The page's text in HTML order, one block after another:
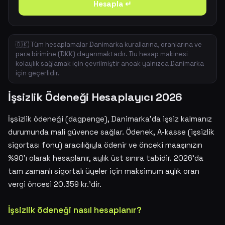
Hesapla ↵
🇩🇰 Tüm hesaplamalar Danimarka kurallarına, oranlarına ve
para birimine (DKK) dayanmaktadır. Bu hesap makinesi
kolaylık sağlamak için çevrilmiştir ancak yalnızca Danimarka
için geçerlidir.
İşsizlik Ödeneği Hesaplayıcı 2026
İşsizlik ödeneği (dagpenge), Danimarka'da işsiz kalmanız
durumunda mali güvence sağlar. Ödenek, A-kasse (işsizlik
sigortası fonu) aracılığıyla ödenir ve önceki maaşınızın
%90'ı olarak hesaplanır, aylık üst sınıra tabidir. 2026'da
tam zamanlı sigortalı üyeler için maksimum aylık oran
vergi öncesi 20.359 kr.'dir.
İşsizlik ödeneği nasıl hesaplanır?